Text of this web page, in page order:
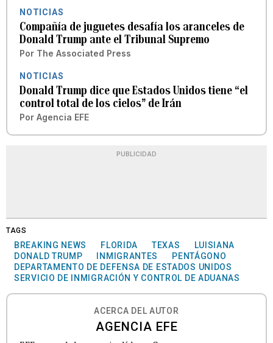
NOTICIAS
Compañía de juguetes desafía los aranceles de
Donald Trump ante el Tribunal Supremo
Por The Associated Press
NOTICIAS
Donald Trump dice que Estados Unidos tiene “el
control total de los cielos” de Irán
Por Agencia EFE
PUBLICIDAD
TAGS
BREAKING NEWS FLORIDA TEXAS
LUISIANA
DONALD TRUMP
INMIGRANTES
PENTÁGONO
DEPARTAMENTO DE DEFENSA DE ESTADOS UNIDOS
SERVICIO DE INMIGRACIÓN Y CONTROL DE ADUANAS
ACERCA DEL AUTOR
AGENCIA EFE